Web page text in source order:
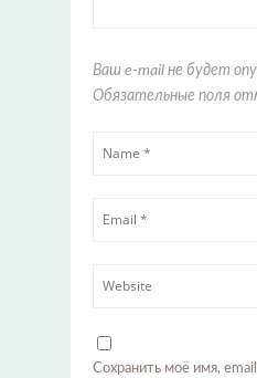
Ваш e-mail не будет
Обязательные поля
Сохранить моё имя,